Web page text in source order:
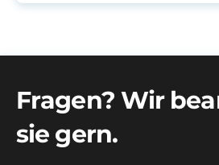
Fragen? Wir
sie gern.